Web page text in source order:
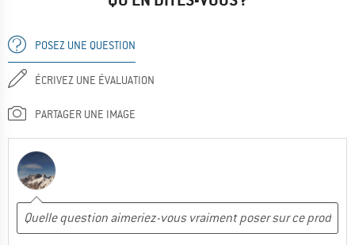
POSEZ UNE QUESTION
ÉCRIVEZ UNE ÉVALUATION
PARTAGER UNE IMAGE